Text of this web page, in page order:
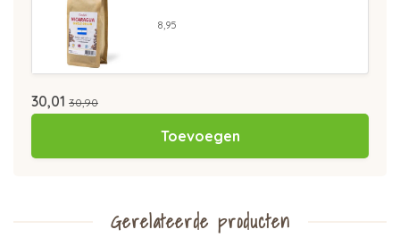
8,95
30,01 30,90
Toevoegen
Gerelateerde producten